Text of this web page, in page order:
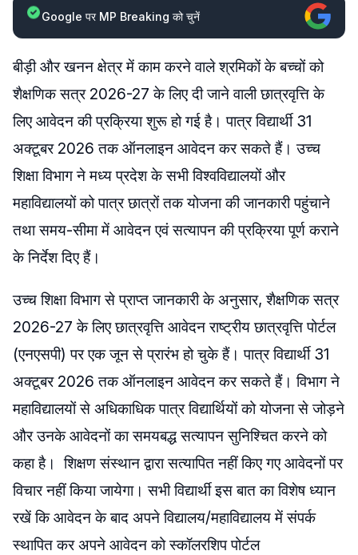
Google पर MP Breaking को चुनें
बीड़ी और खनन क्षेत्र में काम करने वाले श्रमिकों के बच्चों को
शैक्षणिक सत्र 2026-27 के लिए दी जाने वाली छात्रवृत्ति के
लिए आवेदन की प्रक्रिया शुरू हो गई है। पात्र विद्यार्थी 31
अक्टूबर 2026 तक ऑनलाइन आवेदन कर सकते हैं। उच्च
शिक्षा विभाग ने मध्य प्रदेश के सभी विश्वविद्यालयों और
महाविद्यालयों को पात्र छात्रों तक योजना की जानकारी पहुंचाने
तथा समय-सीमा में आवेदन एवं सत्यापन की प्रक्रिया पूर्ण कराने
के निर्देश दिए हैं।
उच्च शिक्षा विभाग से प्राप्त जानकारी के अनुसार, शैक्षणिक सत्र
2026-27 के लिए छात्रवृत्ति आवेदन राष्ट्रीय छात्रवृत्ति पोर्टल
(एनएसपी) पर एक जून से प्रारंभ हो चुके हैं। पात्र विद्यार्थी 31
अक्टूबर 2026 तक ऑनलाइन आवेदन कर सकते हैं। विभाग ने
महाविद्यालयों से अधिकाधिक पात्र विद्यार्थियों को योजना से जोड़ने
और उनके आवेदनों का समयबद्ध सत्यापन सुनिश्चित करने को
कहा है। शिक्षण संस्थान द्वारा सत्यापित नहीं किए गए आवेदनों पर
विचार नहीं किया जायेगा। सभी विद्यार्थी इस बात का विशेष ध्यान
रखें कि आवेदन के बाद अपने विद्यालय/महाविद्यालय में संपर्क
स्थापित कर अपने आवेदन को स्कॉलरशिप पोर्टल